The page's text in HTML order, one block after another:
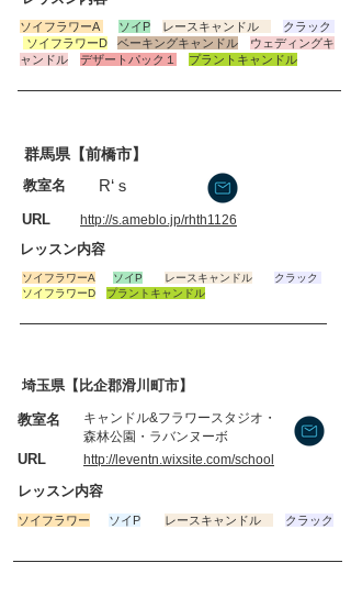
ソイフラワーA ソイP レースキャンドル
クラック
​ソイフラワーD
ベーキングキャンドル ウェディングキ
ャンドル
デザートパック１ プラントキャンドル
群馬県【前橋市】
​教室名 R‘ｓ
​URL http://s.ameblo.jp/rhth1126
​レッスン内容
​ソイフラワーA ソイP レースキャンドル クラック
ソイフラワーD
プラントキャンドル
埼玉県【比企郡滑川町市】
​教室名
キャンドル&フラワースタジオ・
森林公園・ラバンヌーボ
​URL http://leventn.wixsite.com/school
​レッスン内容
​ソイフラワー ソイP レースキャンドル クラック